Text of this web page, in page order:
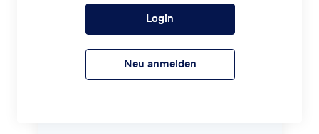
Login
Neu anmelden